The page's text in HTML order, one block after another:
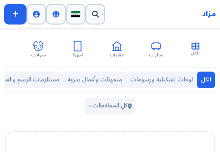
مزاد
الكل سيارات عقارات أجهزة حيوانات
الكل لوحات تشكيلية ورسومات منحوتات وأعمال يدوية مستلزمات الرسم
كل المحافظات